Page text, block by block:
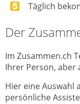
Täglich
Der
Im Zusammen.ch
Ihrer Person, aber
Hier eine Auswahl
persönliche